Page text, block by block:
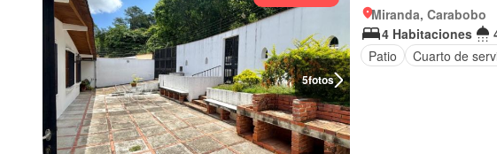
5fotos
Miranda, Carabobo
4 Habitaciones
Patio
Cuarto de